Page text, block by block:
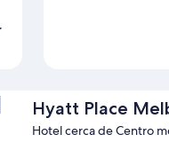
Hyatt Place
Hotel cerca de Centro